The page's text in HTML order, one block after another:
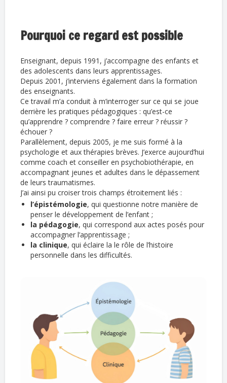
Pourquoi ce regard est possible
Enseignant, depuis 1991, j’accompagne des enfants et
des adolescents dans leurs apprentissages.
Depuis 2001, j’interviens également dans la formation
des enseignants.
Ce travail m’a conduit à m’interroger sur ce qui se joue
derrière les pratiques pédagogiques : qu’est-ce
qu’apprendre ? comprendre ? faire erreur ? réussir ?
échouer ?
Parallèlement, depuis 2005, je me suis formé à la
psychologie et aux thérapies brèves. J’exerce aujourd’hui
comme coach et conseiller en psychobiothérapie, en
accompagnant jeunes et adultes dans le dépassement
de leurs traumatismes.
J’ai ainsi pu croiser trois champs étroitement liés :
l’épistémologie, qui questionne notre manière de
penser le développement de l’enfant ;
la pédagogie, qui correspond aux actes posés pour
accompagner l’apprentissage ;
la clinique, qui éclaire la le rôle de l’histoire
personnelle dans les difficultés.